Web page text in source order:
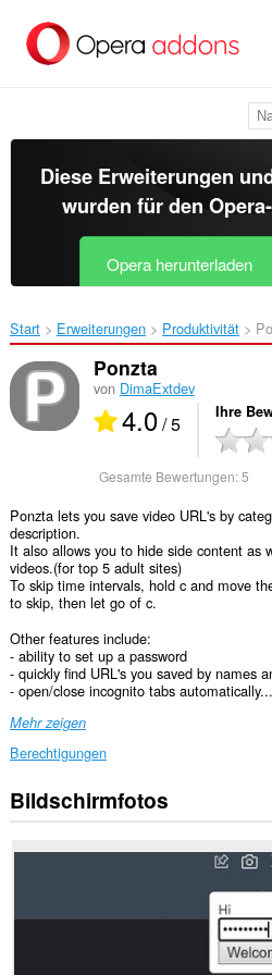
Hauptinhalt
springen
Diese Erweiterungen
wurden für den
Opera herunterladen
Start Erweiterungen Produktivität
Ponzta
von DimaExtdev
4.0/ 5 Ihre
Gesamte Bewertungen:5
Ponzta lets you save video URL's by
description.
It also allows you to hide side content as
videos.(for top 5 adult sites)
To skip time intervals, hold c and move
to skip, then let go of c.
Other features include:
- ability to set up a password
- quickly find URL's you saved by names
- open/close incognito tabs automatically...
Mehr zeigen
Berechtigungen
Diese
Erweiterung
auf
einigen
Bildschirmfotos